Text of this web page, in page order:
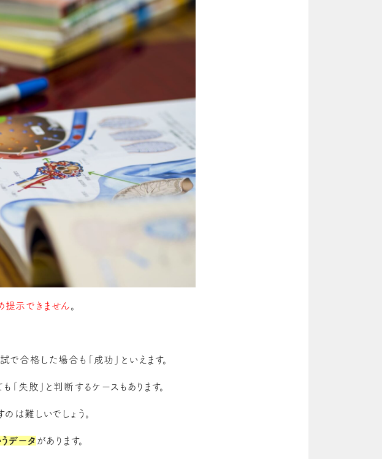
示できません 。
合格した場合も「成功」といえます。
失敗」と判断するケースもあります。
は難しいでしょう。
データ があります。